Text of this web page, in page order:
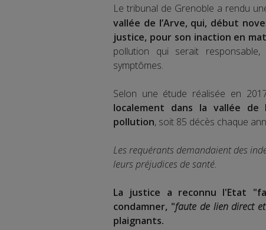
Le tribunal de Grenoble a rendu
vallée de l’Arve, qui, début
justice, pour son inaction en
pollution qui serait
symptômes.
Selon une étude réalisée en
localement dans la vallée de
pollution, soit 85 décès chaque
Les requérants demandaient des
leurs préjudices de santé.
La justice a reconnu l'Etat
condamner, "faute de lien direct
plaignants.